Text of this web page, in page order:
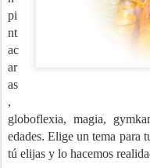
pi
nt
ac
ar
as
,
globoflexia, magia,
edades. Elige un tema para
tú elijas y lo hacemos